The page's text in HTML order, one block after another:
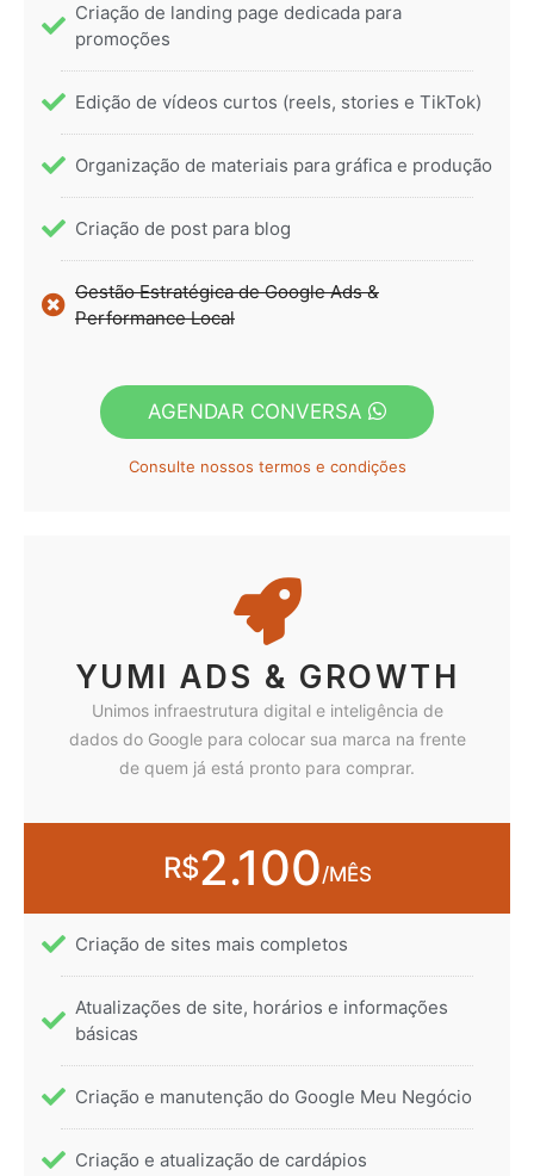
Criação de landing page dedicada para
promoções
Edição de vídeos curtos (reels, stories e TikTok)
Organização de materiais para gráfica e produção
Criação de post para blog
Gestão Estratégica de Google Ads &
Performance Local
AGENDAR CONVERSA
Consulte nossos termos e condições
YUMI ADS & GROWTH
Unimos infraestrutura digital e inteligência de
dados do Google para colocar sua marca na frente
de quem já está pronto para comprar.
R$2.100/MÊS
Criação de sites mais completos
Atualizações de site, horários e informações
básicas
Criação e manutenção do Google Meu Negócio
Criação e atualização de cardápios